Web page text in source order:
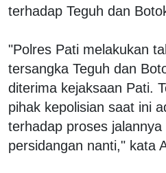
terhadap Teguh dan
"Polres Pati melakukan
tersangka Teguh dan
diterima kejaksaan Pati.
pihak kepolisian saat ini
terhadap proses
persidangan nanti," kata